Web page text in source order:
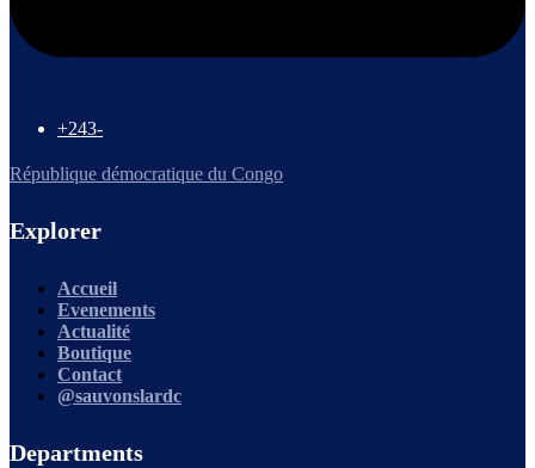
+243-
République démocratique du Congo
Explorer
Accueil
Evenements
Actualité
Boutique
Contact
@sauvonslardc
Departments